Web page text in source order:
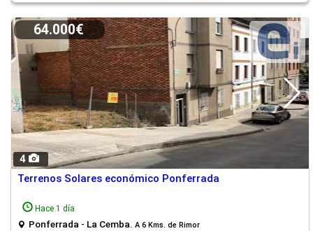
4
64.000€
Terrenos Solares económico Ponferrada
Hace 1 día
Ponferrada - La Cemba. A 6 Kms. de Rimor